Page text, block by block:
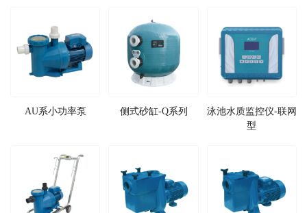
AU系小功率泵 侧式砂缸-Q系列
泳池水质监控仪-联网
型